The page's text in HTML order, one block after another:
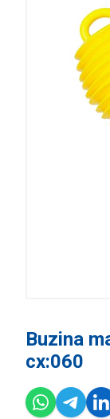
Buzina
cx:060